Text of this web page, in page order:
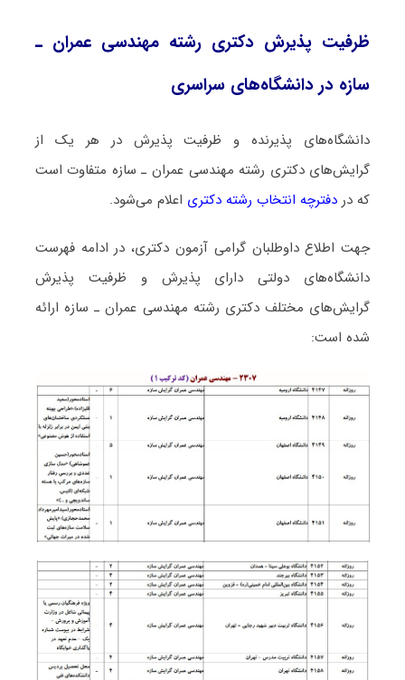
ظرفیت پذیرش دکتری رشته ﻣﻬﻨﺪسی ﻋﻤﺮان ـ
ﺳﺎزه در دانشگاه‌های سراسری
دانشگاه‌های پذیرنده و ظرفیت پذیرش در هر یک از
گرایش‌های دکتری رشته ﻣﻬﻨﺪسی ﻋﻤﺮان ـ ﺳﺎزه متفاوت است
که در دفترچه انتخاب رشته دکتری اعلام می‌شود.
جهت اطلاع داوطلبان گرامی آزمون دکتری، در ادامه فهرست
دانشگاه‌های دولتی دارای پذیرش و ظرفیت پذیرش
گرایش‌های مختلف دکتری رشته ﻣﻬﻨﺪسی ﻋﻤﺮان ـ ﺳﺎزه ارائه
شده است: